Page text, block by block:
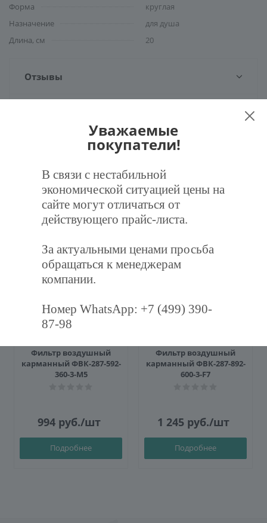
Форма
круглая
Назначение
для душа
Длина, см
20
Отзывы
Рекомендуем
Фильтр воздушный
карманный ФВК-287-592-
360-3-M5
994руб./шт
Подробнее
Фильтр воздушный
карманный ФВК-287-892-
600-3-F7
1 245 руб./шт
Подробнее
Уважаемые
покупатели!
В связи с нестабильной
экономической ситуацией цены на
сайте могут отличаться от
действующего прайс-листа.
За актуальными ценами просьба
обращаться к менеджерам
компании.
Номер WhatsApp: +7 (499) 390-
87-98